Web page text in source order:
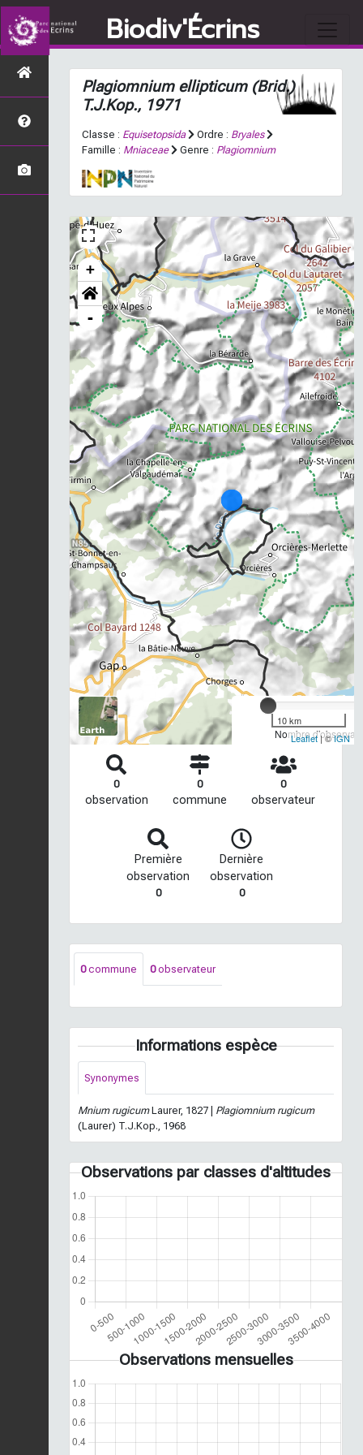
Biodiv'Écrins
Plagiomnium ellipticum(Brid.)
T.J.Kop., 1971
Classe : Equisetopsida Ordre : Bryales
Famille : Mniaceae Genre : Plagiomnium
Chargement...
+
-
Nombre
10 km
Leaflet| ©IGN
0
observation
0
commune
0
observateur
Première
observation
0
Dernière
observation
0
0commune 0observateur
Informations espèce
Synonymes
Mnium rugicumLaurer, 1827 | Plagiomnium rugicum
(Laurer) T.J.Kop., 1968
Observations par classes d'altitudes
Observations mensuelles